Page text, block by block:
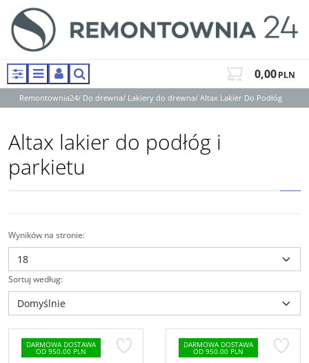
PanelMenuPanelSzukaj 0,00PLN
Remontownia24/ Do drewna/ Lakiery do drewna/ Altax Lakier Do Podłóg
Altax lakier do podłóg i
parkietu
Wyników na stronie:
Sortuj według:
DARMOWA DOSTAWA
OD 950.00 PLN
DARMOWA DOSTAWA
OD 950.00 PLN